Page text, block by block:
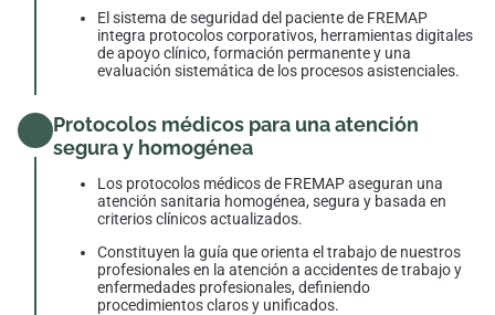
El sistema de seguridad del paciente de FREMAP
integra protocolos corporativos, herramientas digitales
de apoyo clínico, formación permanente y una
evaluación sistemática de los procesos asistenciales.
Protocolos médicos para una atención
segura y homogénea
Los protocolos médicos de FREMAP aseguran una
atención sanitaria homogénea, segura y basada en
criterios clínicos actualizados.
Constituyen la guía que orienta el trabajo de nuestros
profesionales en la atención a accidentes de trabajo y
enfermedades profesionales, definiendo
procedimientos claros y unificados.